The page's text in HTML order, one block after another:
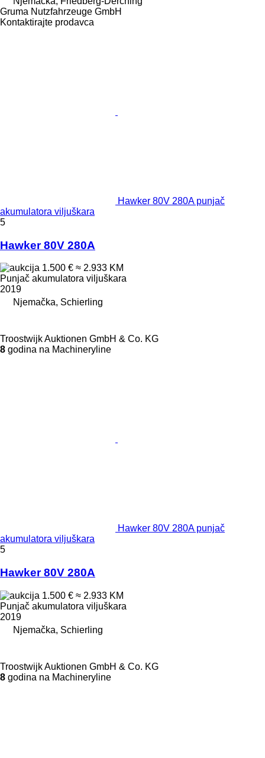
Gruma Nutzfahrzeuge GmbH
Kontaktirajte prodavca
Hawker 80V 280A punjač
akumulatora viljuškara
5
Hawker 80V 280A
1.500 € ≈ 2.933 KM
Punjač akumulatora viljuškara
2019
Njemačka, Schierling
Troostwijk Auktionen GmbH & Co. KG
8 godina na Machineryline
Hawker 80V 280A punjač
akumulatora viljuškara
5
Hawker 80V 280A
1.500 € ≈ 2.933 KM
Punjač akumulatora viljuškara
2019
Njemačka, Schierling
Troostwijk Auktionen GmbH & Co. KG
8 godina na Machineryline